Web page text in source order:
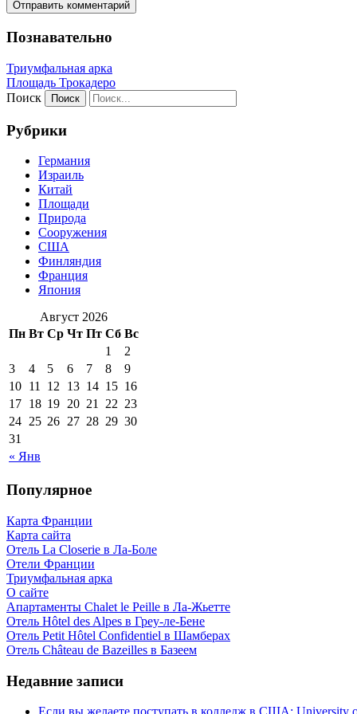
Познавательно
Триумфальная арка
Площадь Трокадеро
Поиск
Рубрики
Германия
Израиль
Китай
Площади
Природа
Сооружения
США
Финляндия
Франция
Япония
Август 2026
Пн Вт Ср Чт Пт Сб Вс
« Янв
1
2
3
4 5 6 7 8
9
10 11 12 13 14 15 16
17 18 19 20 21 22 23
24 25 26 27 28 29 30
31
Популярное
Карта Франции
Карта сайта
Отель La Closerie в Ла-Боле
Отели Франции
Триумфальная арка
О сайте
Апартаменты Chalet le Peille в Ла-Жьетте
Отель Hôtel des Alpes в Греу-ле-Бене
Отель Petit Hôtel Confidentiel в Шамберах
Отель Château de Bazeilles в Базеем
Недавние записи